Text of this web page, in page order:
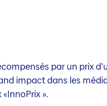
par un prix
impact dans les
».